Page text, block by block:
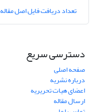
تعداد دریافت فایل اصل مقاله
دسترسی سریع
صفحه اصلی
درباره نشریه
اعضای هیات تحریریه
ارسال مقاله